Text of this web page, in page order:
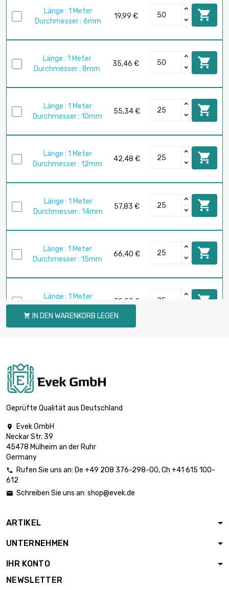
Länge : 1 Meter
Durchmesser : 6mm
19,99 € 
Länge : 1 Meter
Durchmesser : 8mm
35,46 € 
Länge : 1 Meter
Durchmesser : 10mm
55,34 € 
Länge : 1 Meter
Durchmesser : 12mm
42,48 € 
Länge : 1 Meter
Durchmesser : 14mm
57,83 € 
Länge : 1 Meter
Durchmesser : 15mm
66,40 € 
Länge : 1 Meter
Durchmesser : 16mm
75,57 € 
Länge : 1 Meter
Durchmesser :
Durchmesser :
184,57 €
Durchmesser :
Länge : 1 Meter
 IN DEN WARENKORB LEGEN
Geprüfte Qualität aus Deutschland

Evek GmbH
Neckar Str. 39
45478 Mülheim an der Ruhr
Germany
 Rufen Sie uns an: De +49 208 376-298-00, Ch +41 615 100-
612
 Schreiben Sie uns an: shop@evek.de
ARTIKEL
UNTERNEHMEN
IHR KONTO
NEWSLETTER